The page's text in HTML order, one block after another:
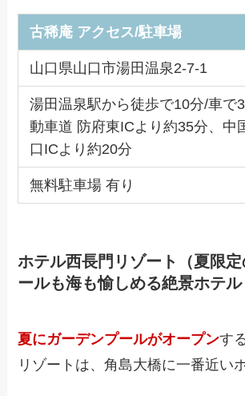
古稀庵 アクセス/駐車場
山口県山口市湯田温泉2-7-1
湯田温泉駅から徒歩で10分/車で
動車道 防府東ICより約35分、中
口ICより約20分
無料駐車場 有り
ホテル西長門リゾート（夏限
ールも海も愉しめる絶景ホテル
夏にガーデンプールがオープンす
リゾートは、角島大橋に一番近い